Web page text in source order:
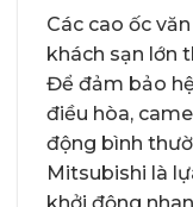
Các cao ốc
khách sạn lớn
Để đảm bảo
điều hòa,
động bình
Mitsubishi là